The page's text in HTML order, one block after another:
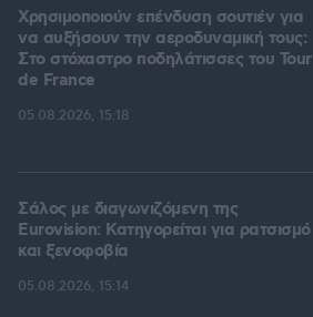
Χρησιμοποιούν επένδυση σουτιέν για
να αυξήσουν την αεροδυναμική τους:
Στο στόχαστρο ποδηλάτισσες του Tour
de France
05.08.2026, 15:18
Σάλος με διαγωνιζόμενη της
Eurovision: Κατηγορείται για ρατσισμό
και ξενοφοβία
05.08.2026, 15:14